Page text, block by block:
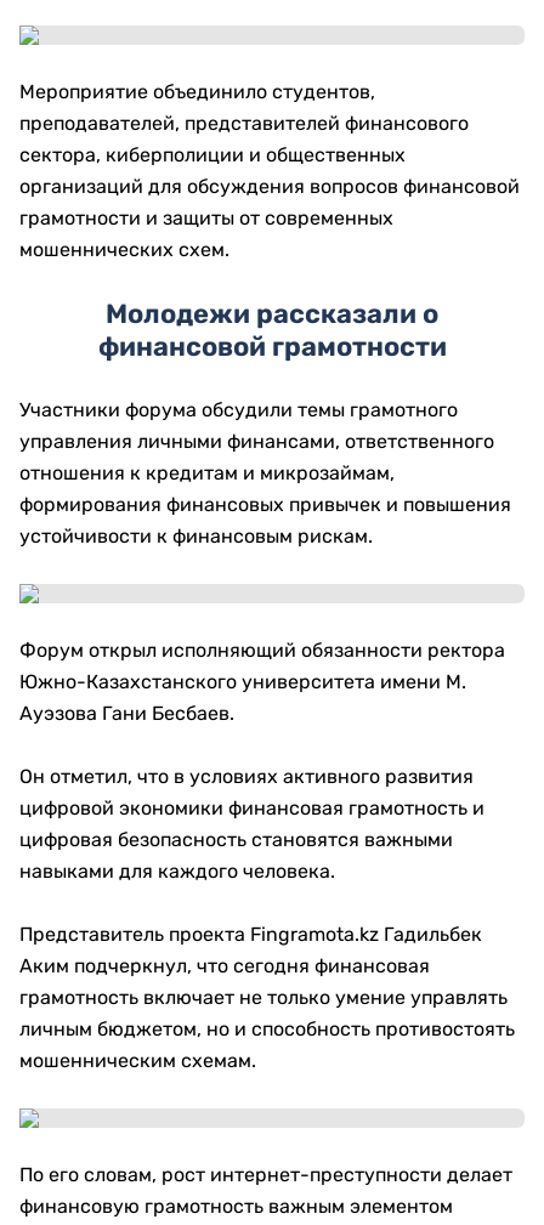
Мероприятие объединило студентов,
преподавателей, представителей финансового
сектора, киберполиции и общественных
организаций для обсуждения вопросов финансовой
грамотности и защиты от современных
мошеннических схем.
Молодежи рассказали о
финансовой грамотности
Участники форума обсудили темы грамотного
управления личными финансами, ответственного
отношения к кредитам и микрозаймам,
формирования финансовых привычек и повышения
устойчивости к финансовым рискам.
Форум открыл исполняющий обязанности ректора
Южно-Казахстанского университета имени М.
Ауэзова Гани Бесбаев.
Он отметил, что в условиях активного развития
цифровой экономики финансовая грамотность и
цифровая безопасность становятся важными
навыками для каждого человека.
Представитель проекта Fingramota.kz Гадильбек
Аким подчеркнул, что сегодня финансовая
грамотность включает не только умение управлять
личным бюджетом, но и способность противостоять
мошенническим схемам.
По его словам, рост интернет-преступности делает
финансовую грамотность важным элементом